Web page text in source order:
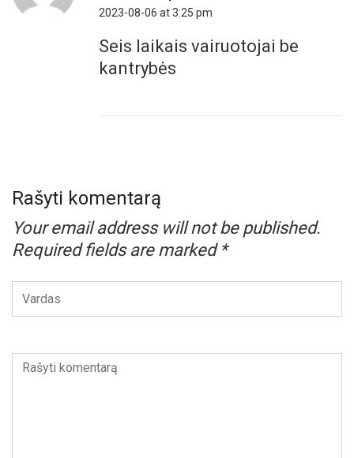
2023-08-06 at 3:25 pm
Seis laikais vairuotojai be
kantrybės
Rašyti komentarą
Your email address will not be published.
Required fields are marked *